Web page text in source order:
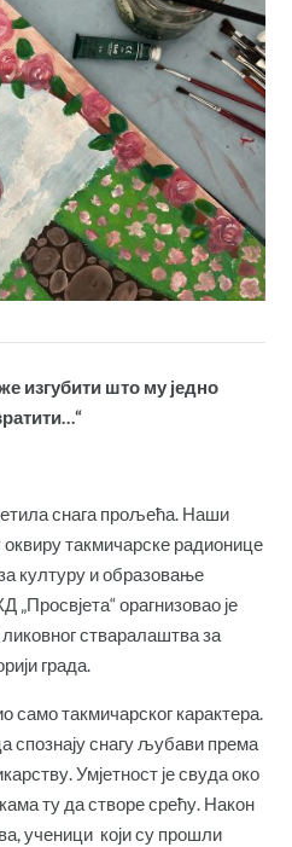
изгубити што му једно
снага прољећа. Наши
такмичарске радионице
културу и образовање
орагнизовао је
стваралаштва за
града.
само такмичарског карактера.
спознају снагу љубави према
Умјетност је свуда око
ту да створе срећу. Након
ученици који су прошли